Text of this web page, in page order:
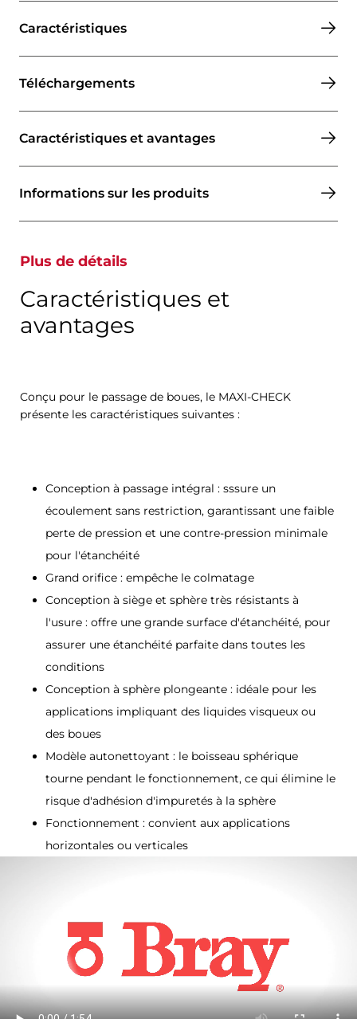
Caractéristiques
Téléchargements
Caractéristiques et avantages
Informations sur les produits
Plus de détails
Caractéristiques et
avantages
Conçu pour le passage de boues, le MAXI-CHECK
présente les caractéristiques suivantes :
Conception à passage intégral : sssure un
écoulement sans restriction, garantissant une faible
perte de pression et une contre-pression minimale
pour l'étanchéité
Grand orifice : empêche le colmatage
Conception à siège et sphère très résistants à
l'usure : offre une grande surface d'étanchéité, pour
assurer une étanchéité parfaite dans toutes les
conditions
Conception à sphère plongeante : idéale pour les
applications impliquant des liquides visqueux ou
des boues
Modèle autonettoyant : le boisseau sphérique
tourne pendant le fonctionnement, ce qui élimine le
risque d'adhésion d'impuretés à la sphère
Fonctionnement : convient aux applications
horizontales ou verticales